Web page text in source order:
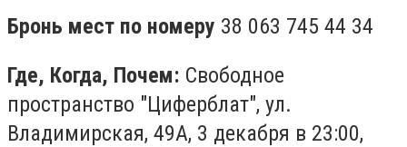
Бронь мест по номеру 38 063 745 44 34
Где, Когда, Почем: Свободное
пространство "Циферблат", ул.
Владимирская, 49А, 3 декабря в 23:00,